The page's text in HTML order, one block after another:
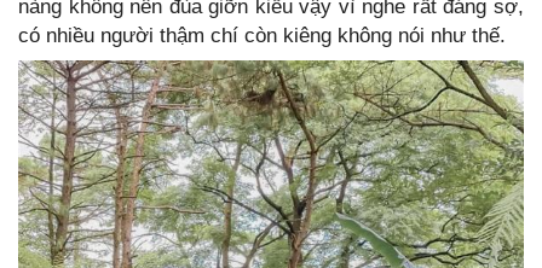
nàng không nên đùa giỡn kiểu vậy vì nghe rất đáng sợ,
có nhiều người thậm chí còn kiêng không nói như thế.